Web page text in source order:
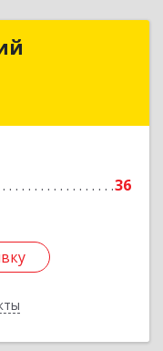
36
Дмитрий